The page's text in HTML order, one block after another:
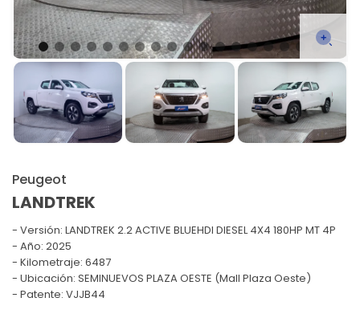
Peugeot
LANDTREK
Versión: LANDTREK 2.2 ACTIVE BLUEHDI DIESEL 4X4 180HP MT 4P
Año: 2025
Kilometraje: 6487
Ubicación: SEMINUEVOS PLAZA OESTE (Mall Plaza Oeste)
Patente: VJJB44